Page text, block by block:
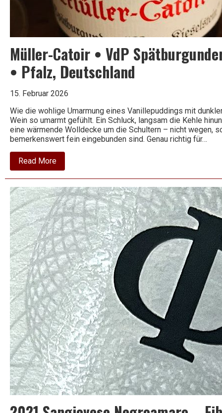
Wein
Müller-Catoir • VdP
• Pfalz, Deutschland
15. Februar 2026
Wie die wohlige Umarmung eines Vanillepuddings mit
Wein so umarmt gefühlt. Ein Schluck, langsam die Kehle
eine wärmende Wolldecke um die Schultern – nicht wegen,
bemerkenswert fein eingebunden sind. Genau richtig für…
Read Moreabout
Müller-
Catoir
VdP
Spätburgunder
“Vom
Kieselstein”
2020
•
Pfalz,
Deutschland